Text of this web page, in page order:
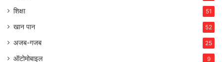
शिक्षा 51
खान पान 52
अजब-गजब 25
ऑटोमोबाइल 9